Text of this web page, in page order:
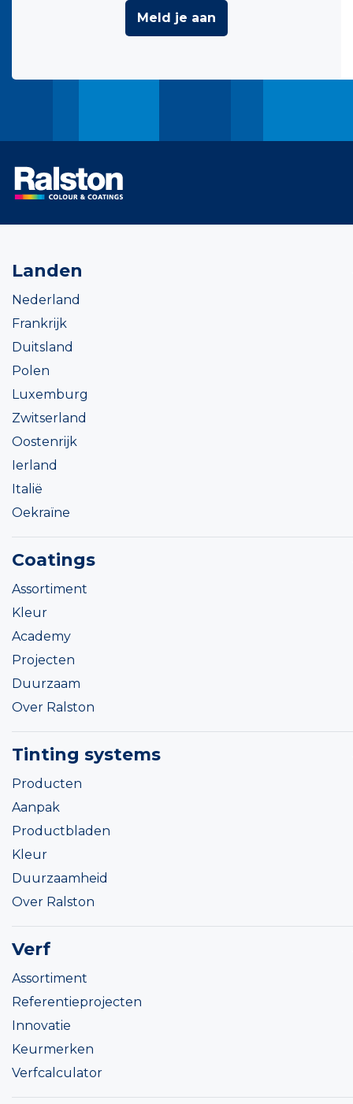
Meld je aan
Landen
Nederland
Frankrijk
Duitsland
Polen
Luxemburg
Zwitserland
Oostenrijk
Ierland
Italië
Oekraïne
Coatings
Assortiment
Kleur
Academy
Projecten
Duurzaam
Over Ralston
Tinting systems
Producten
Aanpak
Productbladen
Kleur
Duurzaamheid
Over Ralston
Verf
Assortiment
Referentieprojecten
Innovatie
Keurmerken
Verfcalculator